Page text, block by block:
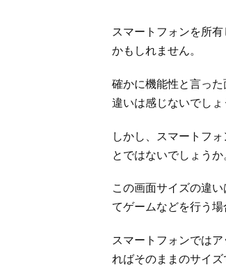
スマートフォンを所
かもしれません。
確かに機能性と言っ
違いは感じないでしょ
しかし、スマートフ
とではないでしょうか
この画面サイズの違
てゲームなどを行う場
スマートフォンでは
ればそのままのサイ